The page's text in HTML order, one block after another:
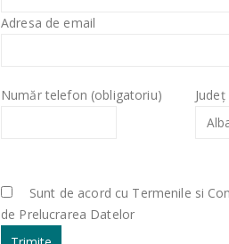
Adresa de email
Număr telefon (obligatoriu) Județ
Sunt de acord cu Termenile si
de Prelucrarea Datelor